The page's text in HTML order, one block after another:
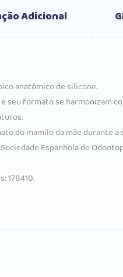
Adicional
anatômico de silicone.
seu formato se harmonizam
do mamilo da mãe durante
Espanhola de
178410.